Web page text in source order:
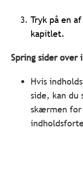
Tryk på en
kapitlet.
Spring sider over
Hvis
side, kan
skærmen for